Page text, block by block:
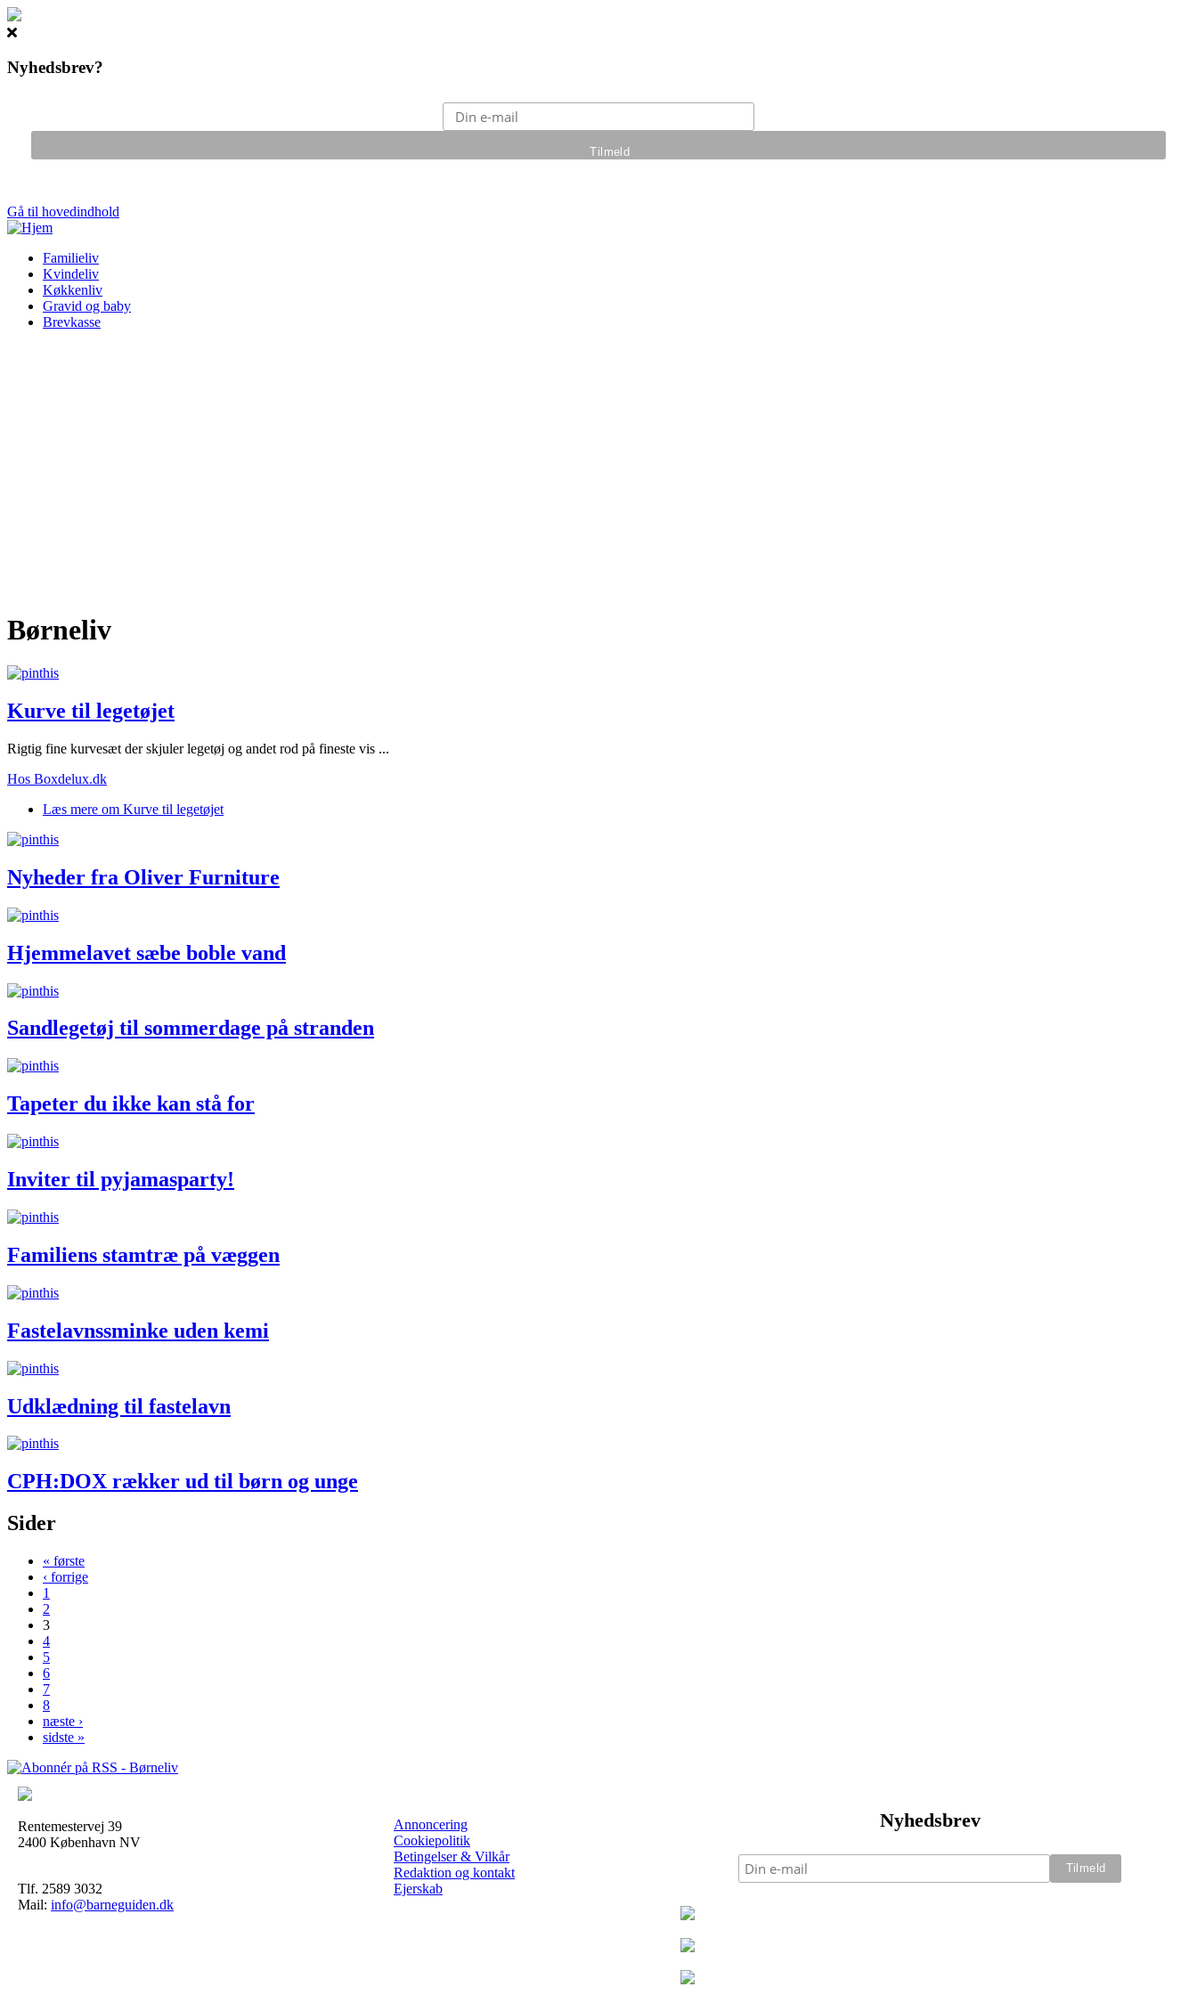
Nyhedsbrev?
Gå til hovedindhold
Familieliv
Kvindeliv
Køkkenliv
Gravid og baby
Brevkasse
Børneliv
Kurve til legetøjet
Rigtig fine kurvesæt der skjuler legetøj og andet rod på fineste vis ...
Hos Boxdelux.dk
Læs mere om Kurve til legetøjet
Nyheder fra Oliver Furniture
Hjemmelavet sæbe boble vand
Sandlegetøj til sommerdage på stranden
Tapeter du ikke kan stå for
Inviter til pyjamasparty!
Familiens stamtræ på væggen
Fastelavnssminke uden kemi
Udklædning til fastelavn
CPH:DOX rækker ud til børn og unge
Sider
« første
‹ forrige
1
2
3
4
5
6
7
8
næste ›
sidste »
Rentemestervej 39
2400 København NV
Tlf. 2589 3032
Mail: info@barneguiden.dk
Annoncering
Cookiepolitik
Betingelser & Vilkår
Redaktion og kontakt
Ejerskab
Nyhedsbrev